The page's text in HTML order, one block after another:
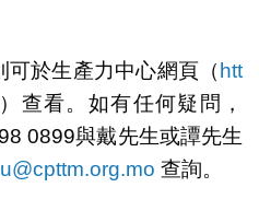
於生產力中心網頁（htt
）查看。如有任何疑問，
0899與戴先生或譚先生
查詢。